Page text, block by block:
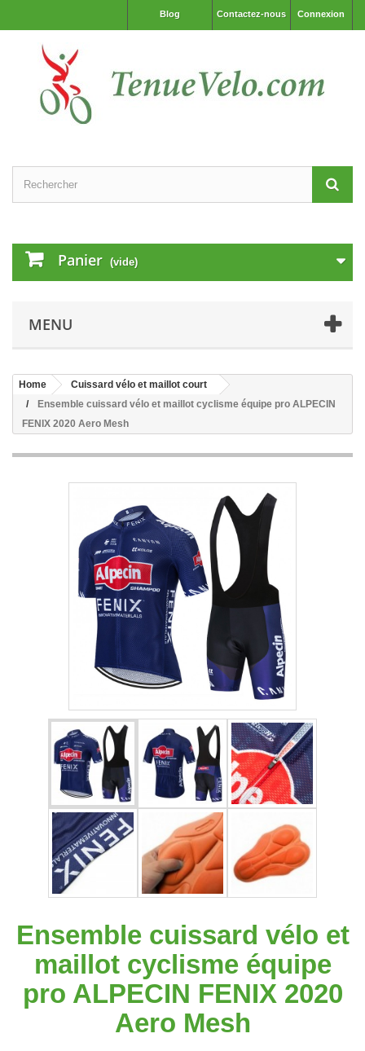
Connexion
Contactez-nous
Blog
Panier (vide)
MENU
Home
Cuissard vélo et maillot court
Ensemble cuissard vélo et maillot cyclisme équipe pro ALPECIN
FENIX 2020 Aero Mesh
Ensemble cuissard vélo et
maillot cyclisme équipe
pro ALPECIN FENIX 2020
Aero Mesh